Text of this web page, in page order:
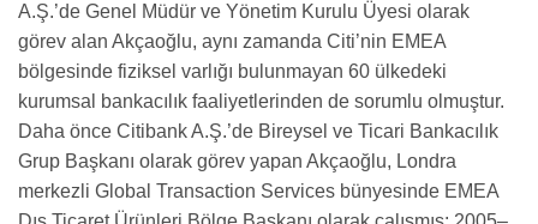
A.Ş.’de Genel Müdür ve Yönetim Kurulu Üyesi olarak
görev alan Akçaoğlu, aynı zamanda Citi’nin EMEA
bölgesinde fiziksel varlığı bulunmayan 60 ülkedeki
kurumsal bankacılık faaliyetlerinden de sorumlu olmuştur.
Daha önce Citibank A.Ş.’de Bireysel ve Ticari Bankacılık
Grup Başkanı olarak görev yapan Akçaoğlu, Londra
merkezli Global Transaction Services bünyesinde EMEA